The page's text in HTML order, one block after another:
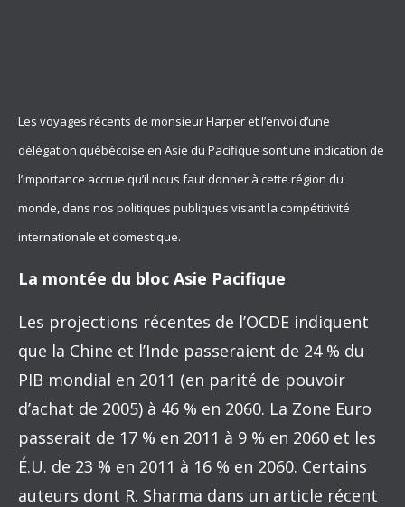
Les voyages récents de monsieur Harper et l’envoi d’une
délégation québécoise en Asie du Pacifique sont une indication de
l’importance accrue qu’il nous faut donner à cette région du
monde, dans nos politiques publiques visant la compétitivité
internationale et domestique.
La montée du bloc Asie Pacifique
Les projections récentes de l’OCDE indiquent
que la Chine et l’Inde passeraient de 24 % du
PIB mondial en 2011 (en parité de pouvoir
d’achat de 2005) à 46 % en 2060. La Zone Euro
passerait de 17 % en 2011 à 9 % en 2060 et les
É.U. de 23 % en 2011 à 16 % en 2060. Certains
auteurs dont R. Sharma dans un article récent